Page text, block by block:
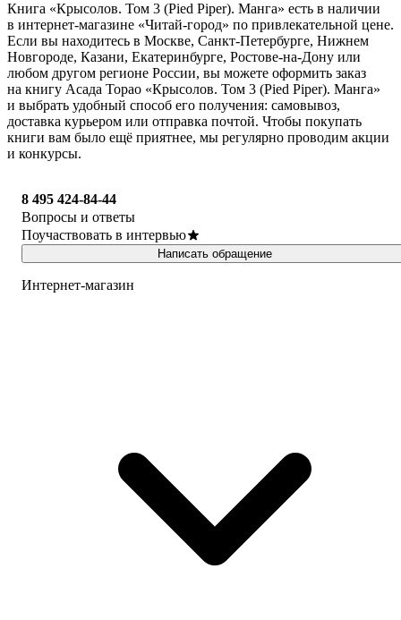
Книга «Крысолов. Том 3 (Pied Piper). Манга» есть в наличии
в интернет-магазине «Читай-город» по привлекательной цене.
Если вы находитесь в Москве, Санкт-Петербурге, Нижнем
Новгороде, Казани, Екатеринбурге, Ростове-на-Дону или
любом другом регионе России, вы можете оформить заказ
на книгу Асада Торао «Крысолов. Том 3 (Pied Piper). Манга»
и выбрать удобный способ его получения: самовывоз,
доставка курьером или отправка почтой. Чтобы покупать
книги вам было ещё приятнее, мы регулярно проводим акции
и конкурсы.
8 495 424-84-44
Вопросы и ответы
Поучаствовать в интервью
Написать обращение
Интернет-магазин